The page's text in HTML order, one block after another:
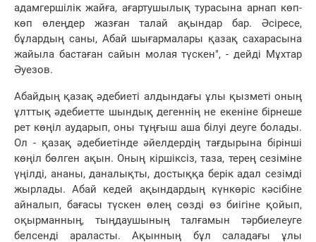
адамгершілік жайға, ағартушылық турасына арнап көп-
көп өлеңдер жазған талай ақындар бар. Әсіресе,
бұлардың саны, Абай шығармалары қазақ сахарасына
жайыла бастаған сайын молая түскен", - дейді Мұхтар
Әуезов.
Абайдың қазақ әдебиеті алдындағы ұлы қызметі оның
ұлттық әдебиетте шындық дегеннің не екеніне бірнеше
рет көңіл аударып, оны тұңғыш аша білуі деуге болады.
Ол - қазақ әдебиетінде әйелдердің тағдырына бірінші
көңіл бөлген ақын. Оның кіршіксіз, таза, терең сезіміне
үңілді, ананы, даналықты, достыққа берік адал сезімді
жырлады. Абай кедей ақындардың күнкөріс кәсібіне
айналып, бағасы түскен өлең сөзді өз биігіне қойып,
оқырманның, тыңдаушының талғамын тәрбиелеуге
белсенді араласты. Ақынның бұл саладағы ұлы